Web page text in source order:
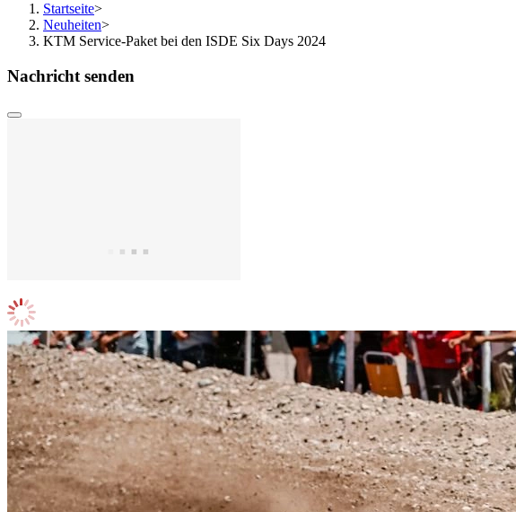
Startseite>
Neuheiten>
KTM Service-Paket bei den ISDE Six Days 2024
Nachricht senden